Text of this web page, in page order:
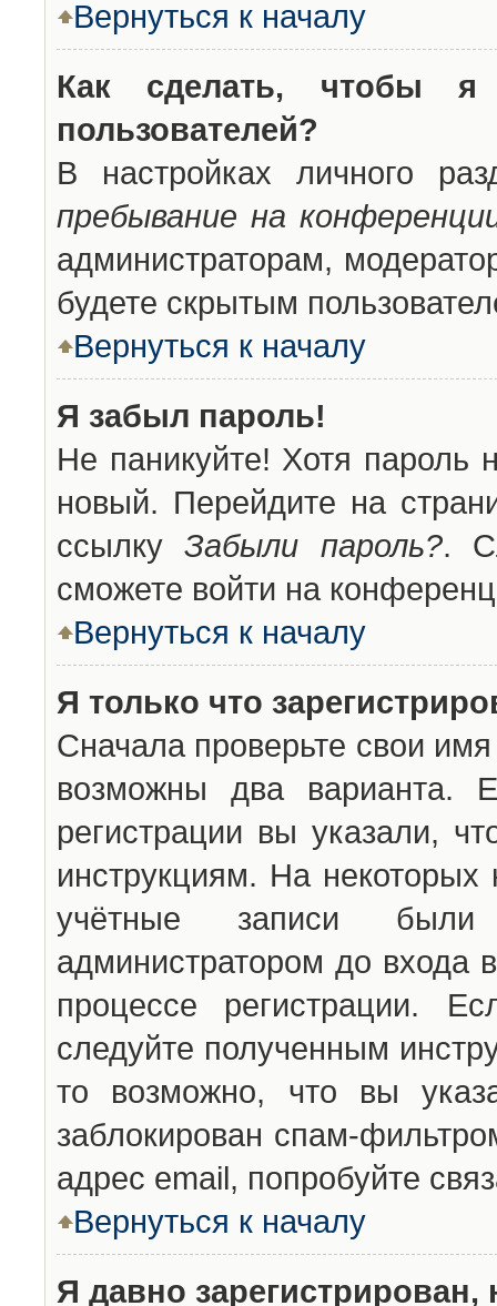
Вернуться к началу
Как сделать, чтобы
пользователей?
В настройках личного
пребывание на
администраторам,
будете скрытым
Вернуться к началу
Я забыл пароль!
Не паникуйте! Хотя пароль
новый. Перейдите на
ссылкуЗабыли пароль?.
сможете войти на
Вернуться к началу
Я только что
Сначала проверьте свои
возможны два варианта.
регистрации вы указали,
инструкциям. На
учётные записи были
администратором до входа
процессе регистрации.
следуйте полученным
то возможно, что вы
заблокирован спам-
адрес email, попробуйте
Вернуться к началу
Я давно